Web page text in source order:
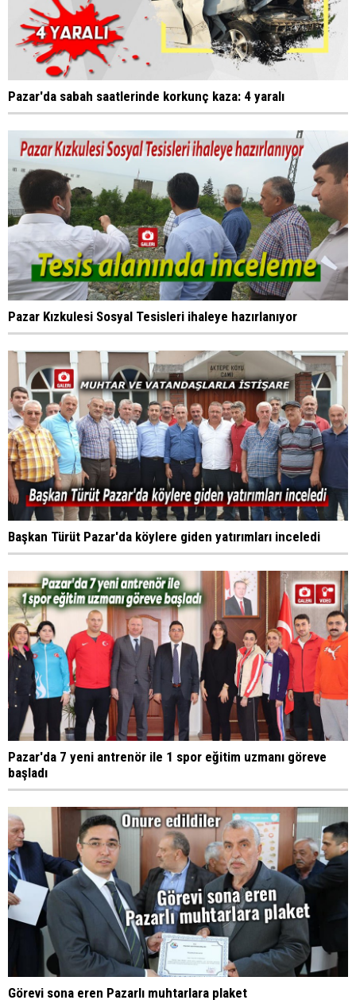
Pazar'da sabah saatlerinde korkunç kaza: 4 yaralı
Pazar Kızkulesi Sosyal Tesisleri ihaleye hazırlanıyor
Başkan Türüt Pazar'da köylere giden yatırımları inceledi
Pazar'da 7 yeni antrenör ile 1 spor eğitim uzmanı göreve
başladı
Görevi sona eren Pazarlı muhtarlara plaket